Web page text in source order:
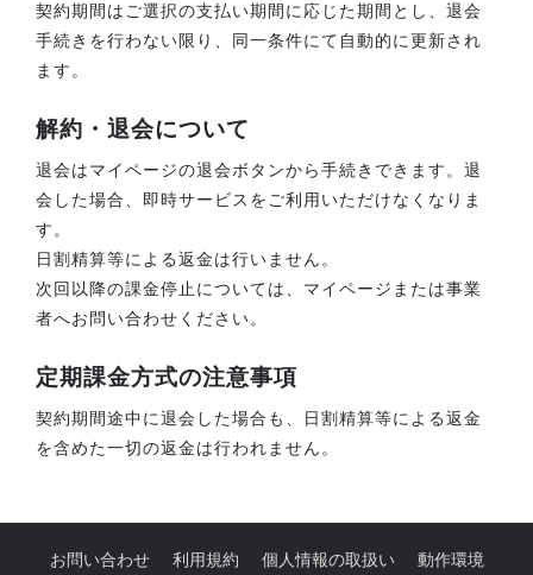
契約期間はご選択の支払い期間に応じた期間とし、退会
手続きを行わない限り、同一条件にて自動的に更新され
ます。
解約・退会について
退会はマイページの退会ボタンから手続きできます。退
会した場合、即時サービスをご利用いただけなくなりま
す。
日割精算等による返金は行いません。
次回以降の課金停止については、マイページまたは事業
者へお問い合わせください。
定期課金方式の注意事項
契約期間途中に退会した場合も、日割精算等による返金
を含めた一切の返金は行われません。
お問い合わせ 利用規約 個人情報の取扱い 動作環境